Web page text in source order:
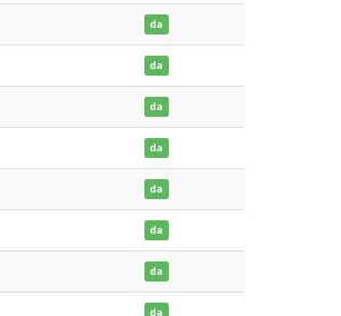
da
da
da
da
da
da
da
da